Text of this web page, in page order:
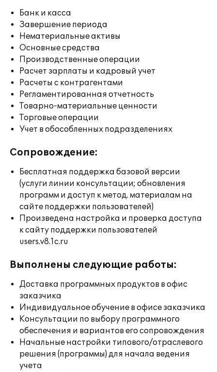
Банк и касса
Завершение периода
Нематериальные активы
Основные средства
Производственные операции
Расчет зарплаты и кадровый учет
Расчеты с контрагентами
Регламентированная отчетность
Товарно-материальные ценности
Торговые операции
Учет в обособленных подразделениях
Сопровождение:
Бесплатная поддержка базовой версии
(услуги линии консультации; обновления
программ и доступ к метод. материалам на
сайте поддержки пользователей)
Произведена настройка и проверка доступа
к сайту поддержки пользователей
users.v8.1c.ru
Выполнены следующие работы:
Доставка программных продуктов в офис
заказчика
Индивидуальное обучение в офисе заказчика
Консультации по выбору программного
обеспечения и вариантов его сопровождения
Начальные настройки типового/отраслевого
решения (программы) для начала ведения
учета